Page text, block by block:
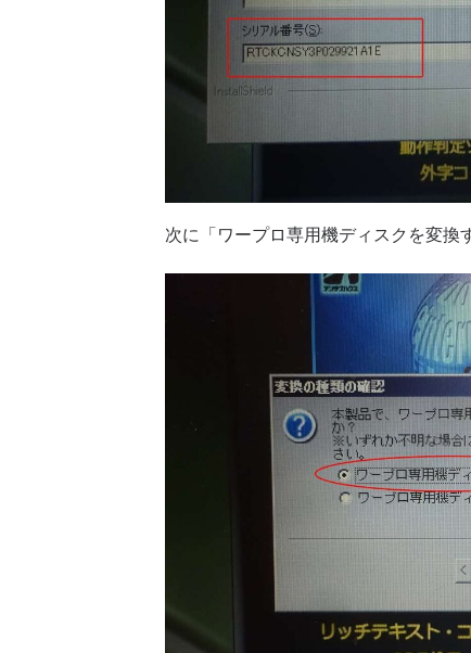
次に「ワープロ専用機ディスクを変換